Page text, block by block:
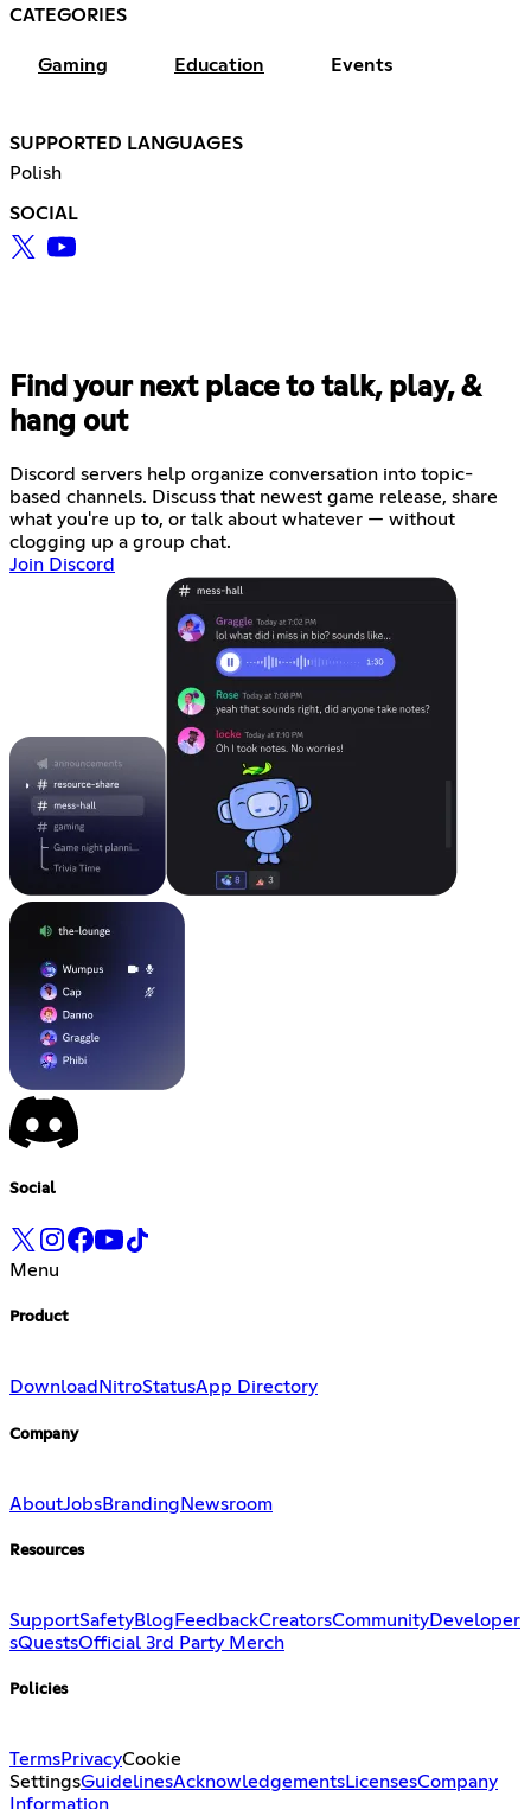
CATEGORIES
Gaming Education Events
SUPPORTED LANGUAGES
Polish
SOCIAL
Find your next place to talk, play, &
hang out
Discord servers help organize conversation into topic-
based channels. Discuss that newest game release, share
what you're up to, or talk about whatever — without
clogging up a group chat.
Join Discord
Social
Menu
Product
Download NitroStatusApp Directory
Company
AboutJobsBranding Newsroom
Resources
SupportSafetyBlog FeedbackCreatorsCommunityDeveloper
sQuestsOfficial 3rd Party Merch
Policies
TermsPrivacyCookie
SettingsGuidelinesAcknowledgementsLicensesCompany
Information